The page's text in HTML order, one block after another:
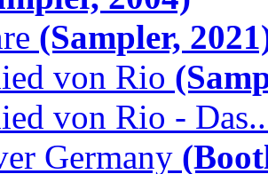
(Sampler,
von Rio
von Rio -
Germany